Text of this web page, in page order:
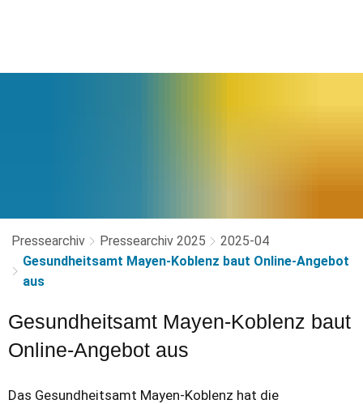
Pressearchiv Pressearchiv 2025
2025-04
Gesundheitsamt Mayen-Koblenz baut Online-Angebot
aus
Gesundheitsamt Mayen-Koblenz baut
Online-Angebot aus
Das Gesundheitsamt Mayen-Koblenz hat die